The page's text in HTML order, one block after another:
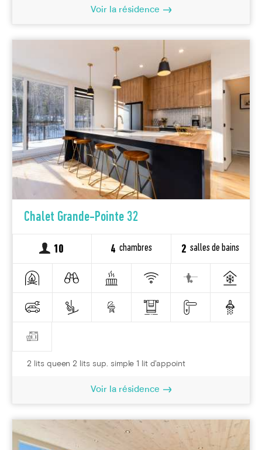
Voir la résidence
Chalet Grande-Pointe 32
10 4 chambres 2 salles de bains
2 lits queen 2 lits sup. simple 1 lit d'appoint
Voir la résidence